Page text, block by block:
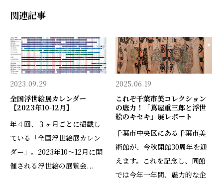
関連記事
2023.09.29
全国浮世絵展カレンダー
【2023年10-12月】
年４回、３ヶ月ごとに掲載し
ている「全国浮世絵展カレン
ダー」。2023年10〜12月に開
催される浮世絵の展覧会...
2025.06.19
これぞ千葉市美コレクション
の底力！「蔦屋重三郎と浮世
絵のキセキ」展レポート
千葉市中央区にある千葉市美
術館が、今秋開館30周年を迎
えます。これを記念し、同館
では今年一年間、魅力的な企